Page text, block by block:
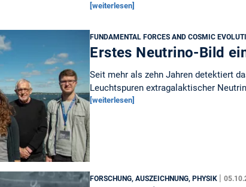
[weiterlesen]
FUNDAMENTAL FORCES AND COSMIC
Erstes Neutrino-Bild
Seit mehr als zehn Jahren detektiert
Leuchtspuren extragalaktischer
[weiterlesen]
FORSCHUNG, AUSZEICHNUNG, PHYSIK |